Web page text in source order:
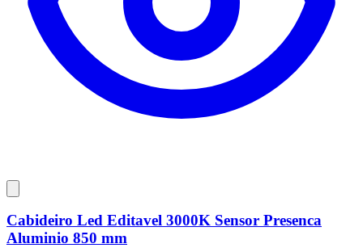
Cabideiro Led Editavel 3000K Sensor Presenca
Aluminio 850 mm